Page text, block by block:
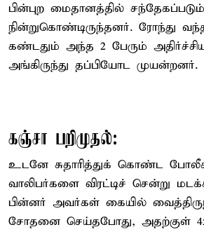
பின்புற மைதானத்தில்
நின்றுகொண்டிருந்தனர். ரோந்து
கண்டதும் அந்த 2 பேரும்
அங்கிருந்து தப்பியோட முயன்றனர்.
கஞ்சா பறிமுதல்:
உடனே சுதாரித்துக் கொண்ட
வாலிபர்களை விரட்டிச் சென்று
பின்னர் அவர்கள் கையில்
சோதனை செய்தபோது, அதற்குள்